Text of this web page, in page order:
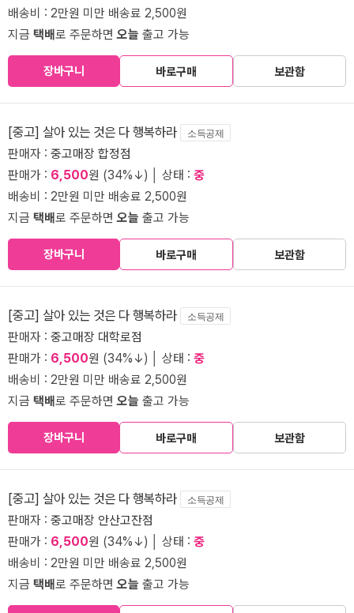
배송비 : 2만원 미만 배송료 2,500원
지금 택배로 주문하면오늘 출고 가능
장바구니 바로구매 보관함
[중고] 살아 있는 것은 다 행복하라 소득공제
판매자 : 중고매장 합정점
판매가 : 6,500원 (34%↓) │ 상태 : 중
배송비 : 2만원 미만 배송료 2,500원
지금 택배로 주문하면오늘 출고 가능
장바구니 바로구매 보관함
[중고] 살아 있는 것은 다 행복하라 소득공제
판매자 : 중고매장 대학로점
판매가 : 6,500원 (34%↓) │ 상태 : 중
배송비 : 2만원 미만 배송료 2,500원
지금 택배로 주문하면오늘 출고 가능
장바구니 바로구매 보관함
[중고] 살아 있는 것은 다 행복하라 소득공제
판매자 : 중고매장 안산고잔점
판매가 : 6,500원 (34%↓) │ 상태 : 중
배송비 : 2만원 미만 배송료 2,500원
지금 택배로 주문하면오늘 출고 가능